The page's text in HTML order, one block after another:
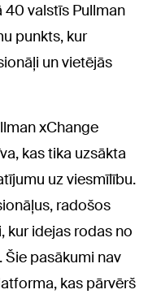
40 valstīs Pullman
punkts, kur
un vietējās
xChange
kas tika uzsākta
uz viesmīlību.
radošos
kur idejas rodas no
pasākumi nav
kas pārvērš